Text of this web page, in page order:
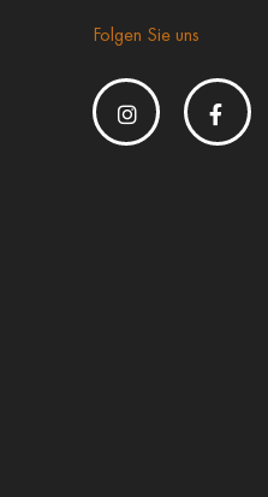
Folgen Sie uns